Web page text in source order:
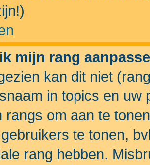
mijn rang
kan dit niet
in topics en uw
rangs om aan te
te tonen,
rang hebben.